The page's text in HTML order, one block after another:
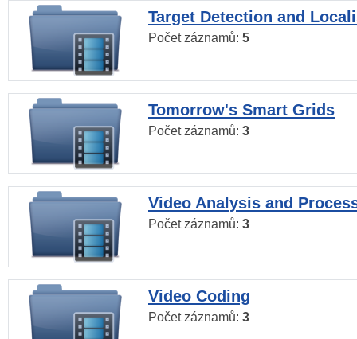
Target Detection and
Počet záznamů: 5
Tomorrow's Smart Grids
Počet záznamů: 3
Video Analysis and
Počet záznamů: 3
Video Coding
Počet záznamů: 3